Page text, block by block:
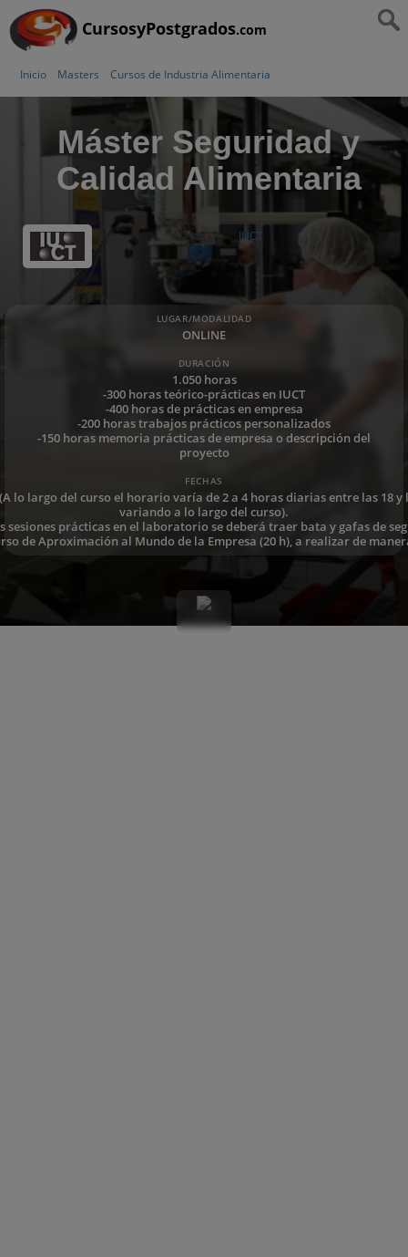
CursosyPostgrados.com
Inicio Masters Cursos de Industria Alimentaria
Máster Seguridad y
Calidad Alimentaria
IUCT
LUGAR/MODALIDAD
ONLINE
DURACIÓN
1.050 horas
-300 horas teórico-prácticas en IUCT
-400 horas de prácticas en empresa
-200 horas trabajos prácticos personalizados
-150 horas memoria prácticas de empresa o descripción del
proyecto
FECHAS
lo largo del curso el horario varía de 2 a 4 horas diarias entre las 18
variando a lo largo del curso).
sesiones prácticas en el laboratorio se deberá traer bata y gafas de
de Aproximación al Mundo de la Empresa (20 h), a realizar de